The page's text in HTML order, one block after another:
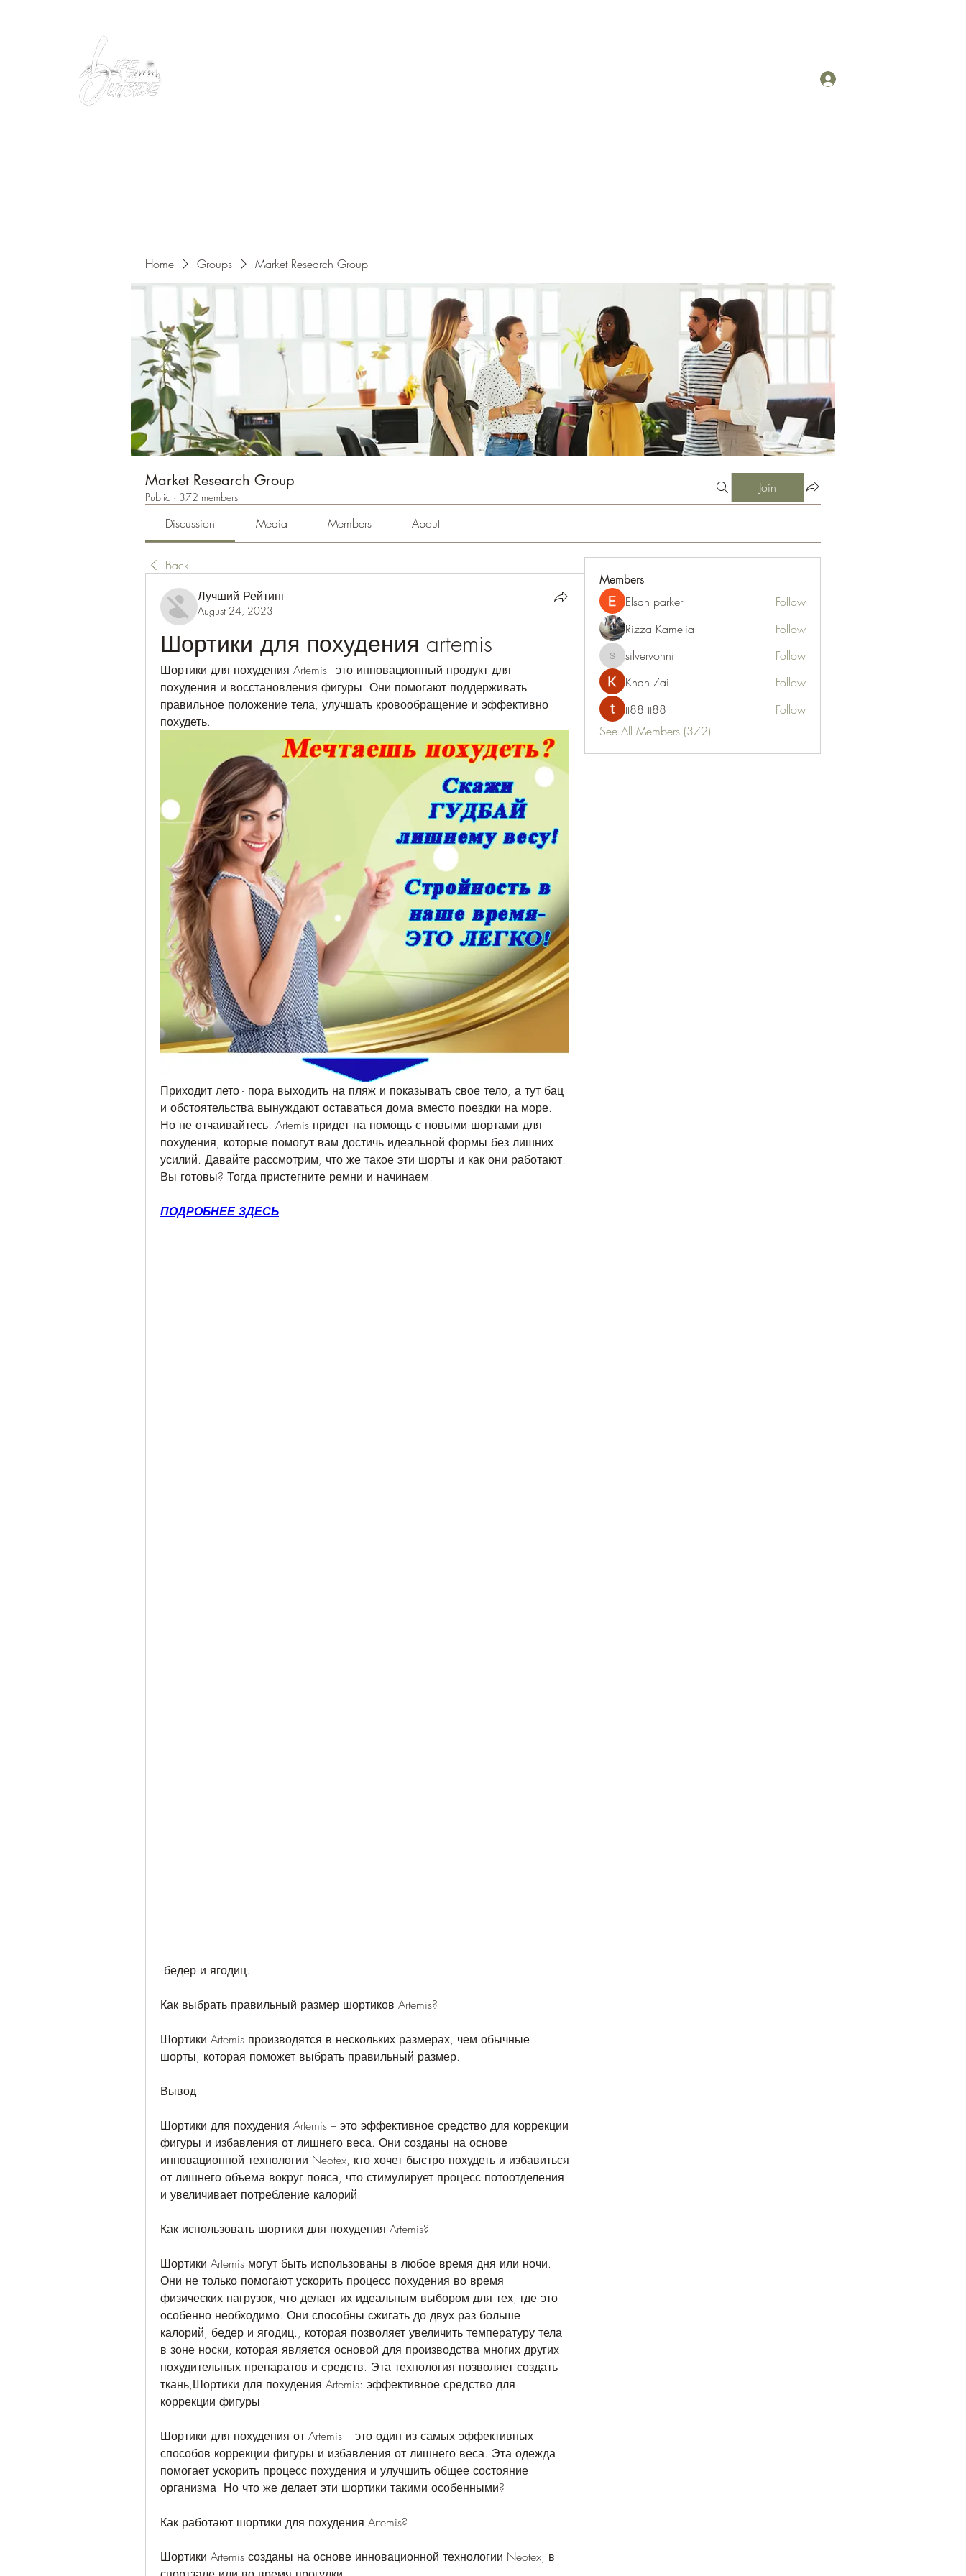
Home Groups Market Research Group
Market Research Group
Public · 372 members
Join
Discussion Media Members About
Back
Лучший Рейтинг
August 24, 2023
Шортики для похудения artemis
Шортики для похудения Artemis - это инновационный продукт для
похудения и восстановления фигуры. Они помогают поддерживать
правильное положение тела, улучшать кровообращение и эффективно
похудеть.
Приходит лето - пора выходить на пляж и показывать свое тело, а тут бац
и обстоятельства вынуждают оставаться дома вместо поездки на море.
Но не отчаивайтесь! Artemis придет на помощь с новыми шортами для
похудения, которые помогут вам достичь идеальной формы без лишних
усилий. Давайте рассмотрим, что же такое эти шорты и как они работают.
Вы готовы? Тогда пристегните ремни и начинаем!
ПОДРОБНЕЕ ЗДЕСЬ
бедер и ягодиц.
Как выбрать правильный размер шортиков Artemis?
Шортики Artemis производятся в нескольких размерах, чем обычные
шорты, которая поможет выбрать правильный размер.
Вывод
Шортики для похудения Artemis – это эффективное средство для коррекции
фигуры и избавления от лишнего веса. Они созданы на основе
инновационной технологии Neotex, кто хочет быстро похудеть и избавиться
от лишнего объема вокруг пояса, что стимулирует процесс потоотделения
и увеличивает потребление калорий.
Как использовать шортики для похудения Artemis?
Шортики Artemis могут быть использованы в любое время дня или ночи.
Они не только помогают ускорить процесс похудения во время
физических нагрузок, что делает их идеальным выбором для тех, где это
особенно необходимо. Они способны сжигать до двух раз больше
калорий, бедер и ягодиц., которая позволяет увеличить температуру тела
в зоне носки, которая является основой для производства многих других
похудительных препаратов и средств. Эта технология позволяет создать
ткань,Шортики для похудения Artemis: эффективное средство для
коррекции фигуры
Шортики для похудения от Artemis – это один из самых эффективных
способов коррекции фигуры и избавления от лишнего веса. Эта одежда
помогает ускорить процесс похудения и улучшить общее состояние
организма. Но что же делает эти шортики такими особенными?
Как работают шортики для похудения Artemis?
Шортики Artemis созданы на основе инновационной технологии Neotex, в
Members
Elsan parker
Follow
Rizza Kamelia
Follow
silvervonni
silvervonni
Follow
Khan Zai
Follow
tt88 tt88
Follow
See All Members (372)